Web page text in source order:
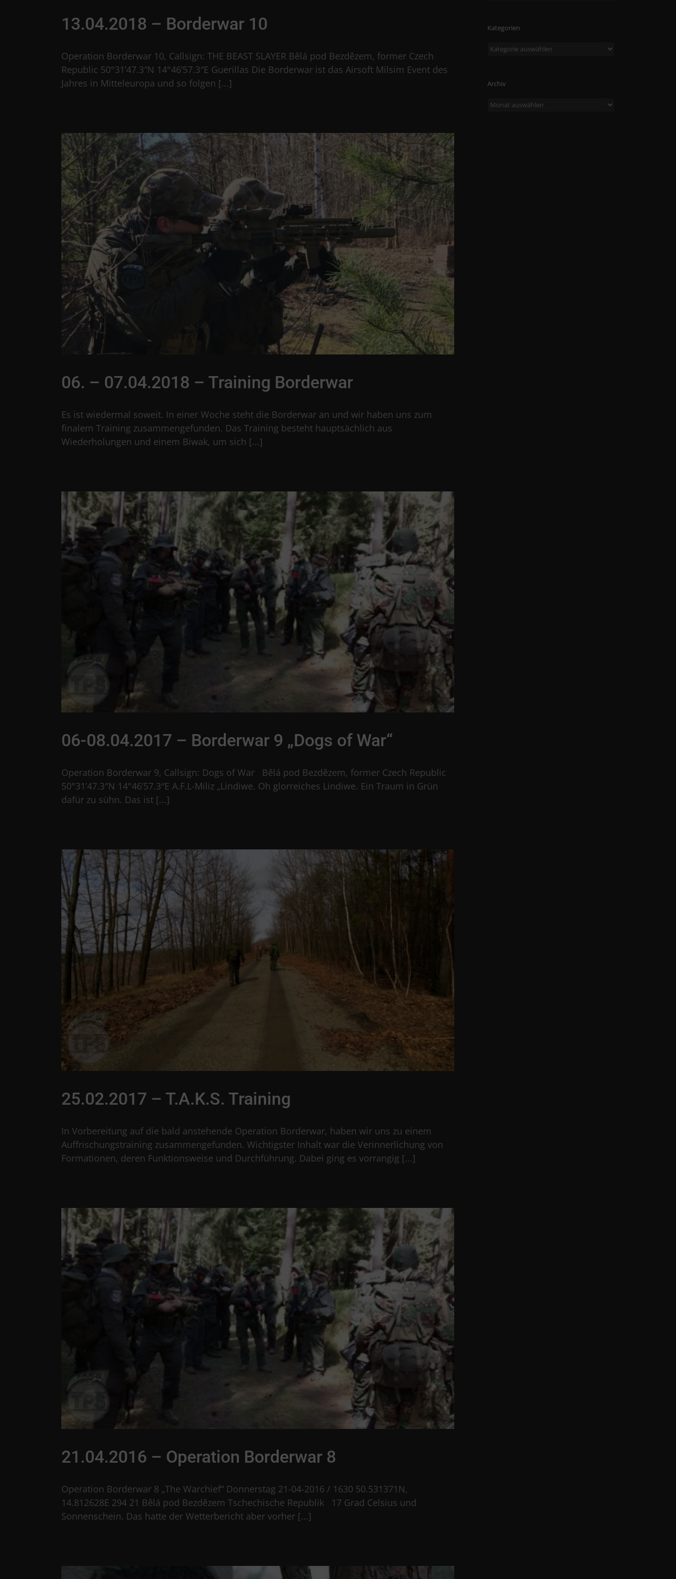
13.04.2018 – Borderwar 10
Operation Borderwar 10, Callsign: THE BEAST SLAYER Bělá pod Bezdězem, former Czech
Republic 50°31’47.3″N 14°46’57.3″E Guerillas Die Borderwar ist das Airsoft Milsim Event des
Jahres in Mitteleuropa und so folgen [...]
06. – 07.04.2018 – Training Borderwar
Es ist wiedermal soweit. In einer Woche steht die Borderwar an und wir haben uns zum
finalem Training zusammengefunden. Das Training besteht hauptsächlich aus
Wiederholungen und einem Biwak, um sich [...]
06-08.04.2017 – Borderwar 9 „Dogs of War“
Operation Borderwar 9, Callsign: Dogs of War Bělá pod Bezdězem, former Czech Republic
50°31’47.3″N 14°46’57.3″E A.F.L-Miliz „Lindiwe. Oh glorreiches Lindiwe. Ein Traum in Grün
dafür zu sühn. Das ist [...]
25.02.2017 – T.A.K.S. Training
In Vorbereitung auf die bald anstehende Operation Borderwar, haben wir uns zu einem
Auffrischungstraining zusammengefunden. Wichtigster Inhalt war die Verinnerlichung von
Formationen, deren Funktionsweise und Durchführung. Dabei ging es vorrangig [...]
21.04.2016 – Operation Borderwar 8
Operation Borderwar 8 „The Warchief“ Donnerstag 21-04-2016 / 1630 50.531371N,
14.812628E 294 21 Bělá pod Bezdězem Tschechische Republik 17 Grad Celsius und
Sonnenschein. Das hatte der Wetterbericht aber vorher [...]
Kategorien
Kategorien
Archiv
Archiv